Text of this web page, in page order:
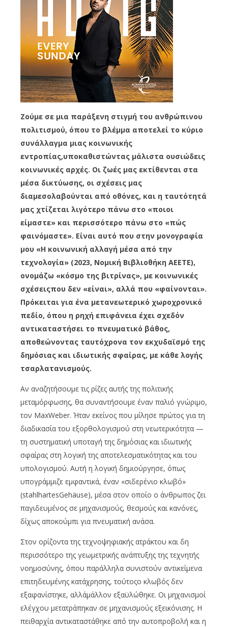
Ζούμε σε μια παράξενη στιγμή του ανθρώπινου
πολιτισμού, όπου το βλέμμα αποτελεί το κύριο
συνάλλαγμα μιας κοινωνικής
εντροπίας,υποκαθιστώντας μάλιστα ουσιώδεις
κοινωνικές αρχές. Οι ζωές μας εκτίθενται στα
μέσα δικτύωσης, οι σχέσεις μας
διαμεσολαβούνται από οθόνες, και η ταυτότητά
μας χτίζεται λιγότερο πάνω στο «ποιοι
είμαστε» και περισσότερο πάνω στο «πώς
φαινόμαστε». Είναι αυτό που στην μονογραφία
μου «Η κοινωνική αλλαγή μέσα από την
τεχνολογία» (2023, Νομική Βιβλιοθήκη ΑΕΕΤΕ),
ονομάζω «κόσμο της βιτρίνας», με κοινωνικές
σχέσειςπου δεν «είναι», αλλά που «φαίνονται».
Πρόκειται για ένα μετανεωτερικό χωροχρονικό
πεδίο, όπου η ρηχή επιφάνεια έχει σχεδόν
αντικαταστήσει το πνευματικό βάθος,
αποθεώνοντας ταυτόχρονα τον εκχυδαϊσμό της
δημόσιας και ιδιωτικής σφαίρας, με κάθε λογής
τσαρλατανισμούς.
Αν αναζητήσουμε τις ρίζες αυτής της πολιτικής
μεταμόρφωσης, θα συναντήσουμε έναν παλιό γνώριμο,
τον MaxWeber. Ήταν εκείνος που μίλησε πρώτος για τη
διαδικασία του εξορθολογισμού στη νεωτερικότητα —
τη συστηματική υποταγή της δημόσιας και ιδιωτικής
σφαίρας στη λογική της αποτελεσματικότητας και του
υπολογισμού. Αυτή η λογική δημιούργησε, όπως
υπογράμμιζε εμφαντικά, έναν «σιδερένιο κλωβό»
(stahlhartesGehäuse), μέσα στον οποίο ο άνθρωπος ζει
παγιδευμένος σε μηχανισμούς, θεσμούς και κανόνες,
δίχως αποκούμπι για πνευματική ανάσα.
Στον ορίζοντα της τεχνοψηφιακής ατράκτου και δη
περισσότερο της γεωμετρικής ανάπτυξης της τεχνητής
νοημοσύνης, όπου παράλληλα συνιστούν αντικείμενα
επιτηδευμένης κατάχρησης, τούτοςο κλωβός δεν
εξαφανίστηκε, αλλάμάλλον εξαϋλώθηκε. Οι μηχανισμοί
ελέγχου μετατράπηκαν σε μηχανισμούς εξεικόνισης. Η
πειθαρχία αντικαταστάθηκε από την αυτοπροβολή και η